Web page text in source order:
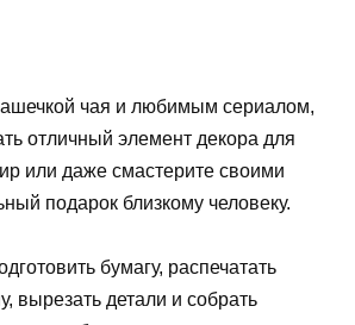
чая и любимым сериалом,
отличный элемент декора для
или даже смастерите своими
подарок близкому человеку.
бумагу, распечатать
вырезать детали и собрать